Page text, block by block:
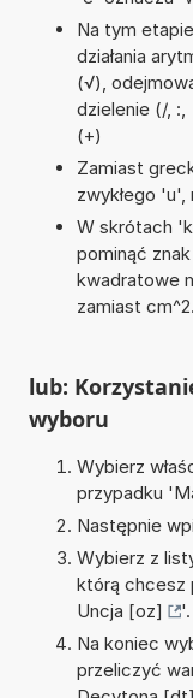
Na tym
działania
(√),
dzielenie (/, :,
(+)
Zamiast
zwykłego 'u',
W skrótach
pominąć
kwadratowe
zamiast cm^2.
lub:
wyboru
Wybierz
przypadku '
Następnie
Wybierz z
którą chcesz
Uncja [oz]
'.
Na koniec
przeliczyć